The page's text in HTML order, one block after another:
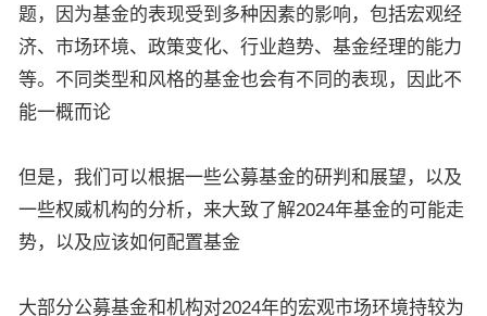
题，因为基金的表现受到多种因素的影响，包括宏观经
济、市场环境、政策变化、行业趋势、基金经理的能力
等。不同类型和风格的基金也会有不同的表现，因此不
能一概而论
但是，我们可以根据一些公募基金的研判和展望，以及
一些权威机构的分析，来大致了解2024年基金的可能走
势，以及应该如何配置基金
大部分公募基金和机构对2024年的宏观市场环境持较为